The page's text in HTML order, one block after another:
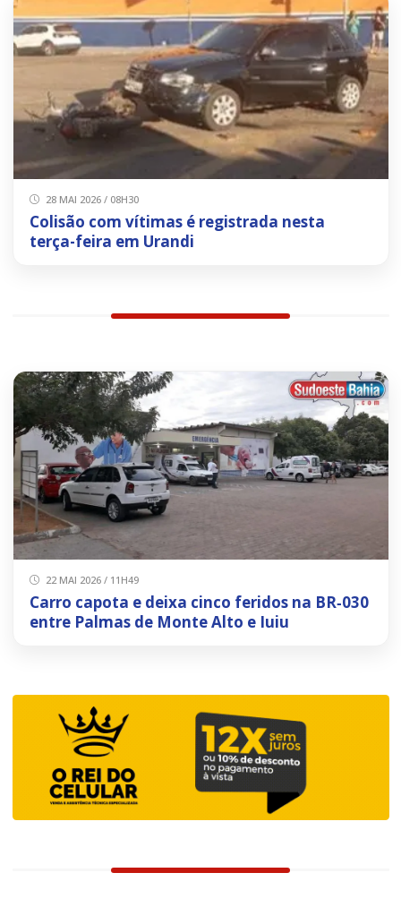
28 MAI 2026 / 08H30
Colisão com vítimas é registrada nesta
terça-feira em Urandi
22 MAI 2026 / 11H49
Carro capota e deixa cinco feridos na BR‑030
entre Palmas de Monte Alto e Iuiu